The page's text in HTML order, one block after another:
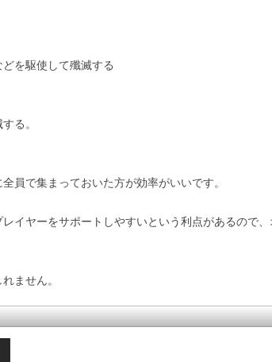
を駆使して殲滅する
る。
員で集まっておいた方が効率がいいです。
ヤーをサポートしやすいという利点があるので
ません。